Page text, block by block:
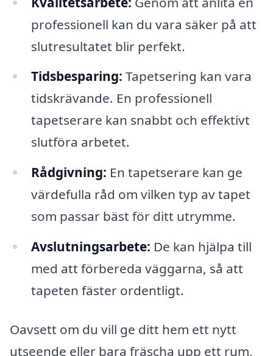
professionell kan du vara säker på att
slutresultatet blir perfekt.
Tidsbesparing: Tapetsering kan vara
tidskrävande. En professionell
tapetserare kan snabbt och effektivt
slutföra arbetet.
Rådgivning: En tapetserare kan ge
värdefulla råd om vilken typ av tapet
som passar bäst för ditt utrymme.
Avslutningsarbete: De kan hjälpa till
med att förbereda väggarna, så att
tapeten fäster ordentligt.
Oavsett om du vill ge ditt hem ett nytt
utseende eller bara fräscha upp ett rum,